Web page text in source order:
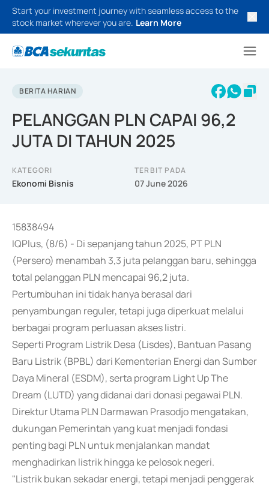
Start your investment journey with seamless access to the
stock market wherever you are. Learn More
BERITA HARIAN
PELANGGAN PLN CAPAI 96,2
JUTA DI TAHUN 2025
KATEGORI
Ekonomi Bisnis
TERBIT PADA
07 June 2026
15838494
IQPlus, (8/6) - Di sepanjang tahun 2025, PT PLN
(Persero) menambah 3,3 juta pelanggan baru, sehingga
total pelanggan PLN mencapai 96,2 juta.
Pertumbuhan ini tidak hanya berasal dari
penyambungan reguler, tetapi juga diperkuat melalui
berbagai program perluasan akses listri.
Seperti Program Listrik Desa (Lisdes), Bantuan Pasang
Baru Listrik (BPBL) dari Kementerian Energi dan Sumber
Daya Mineral (ESDM), serta program Light Up The
Dream (LUTD) yang didanai dari donasi pegawai PLN.
Direktur Utama PLN Darmawan Prasodjo mengatakan,
dukungan Pemerintah yang kuat menjadi fondasi
penting bagi PLN untuk menjalankan mandat
menghadirkan listrik hingga ke pelosok negeri.
"Listrik bukan sekadar energi, tetapi menjadi penggerak